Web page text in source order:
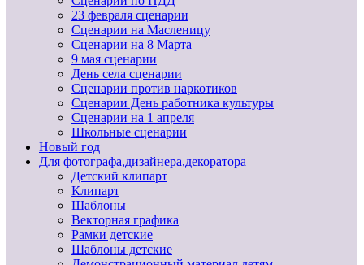
23 февраля сценарии
Сценарии на Масленицу
Сценарии на 8 Марта
9 мая сценарии
День села сценарии
Сценарии против наркотиков
Сценарии День работника культуры
Сценарии на 1 апреля
Школьные сценарии
Новый год
Для фотографа,дизайнера,декоратора
Детский клипарт
Клипарт
Шаблоны
Векторная графика
Рамки детские
Шаблоны детские